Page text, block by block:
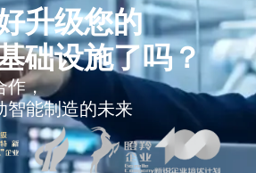
升级您的
础设施了吗？
作，
智能制造的未来